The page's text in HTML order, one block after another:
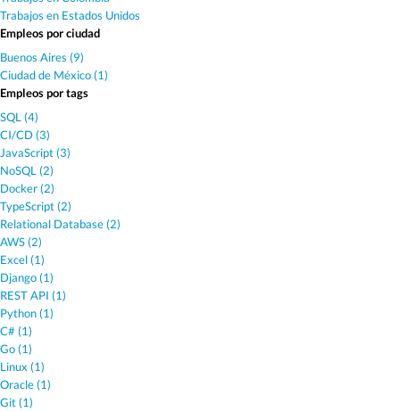
Trabajos en Estados Unidos
Empleos por ciudad
Buenos Aires (9)
Ciudad de México (1)
Empleos por tags
SQL (4)
CI/CD (3)
JavaScript (3)
NoSQL (2)
Docker (2)
TypeScript (2)
Relational Database (2)
AWS (2)
Excel (1)
Django (1)
REST API (1)
Python (1)
C# (1)
Go (1)
Linux (1)
Oracle (1)
Git (1)